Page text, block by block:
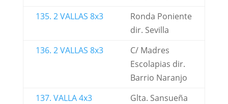
135. 2 VALLAS 8x3
Ronda Poniente
dir. Sevilla
136. 2 VALLAS 8x3
C/ Madres
Escolapias dir.
Barrio Naranjo
137. VALLA 4x3
Glta. Sansueña